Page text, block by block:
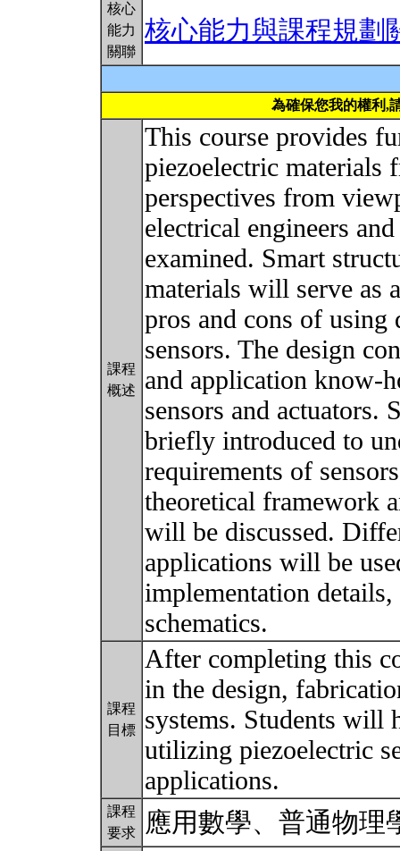
核心
能力
關聯
核心能力與課程規劃
為確保您我的權利,
課程
概述
This course provides
piezoelectric materials
perspectives from
electrical engineers
examined. Smart
materials will serve as
pros and cons of using
sensors. The design
and application know-
sensors and
briefly introduced to
requirements of
theoretical framework
will be discussed.
applications will be
implementation
schematics.
課程
目標
After completing this
in the design,
systems. Students will
utilizing piezoelectric
applications.
課程
要求
應用數學、普通物理